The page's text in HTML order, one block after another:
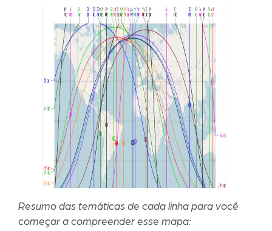
Resumo das temáticas de cada linha para você
começar a compreender esse mapa: